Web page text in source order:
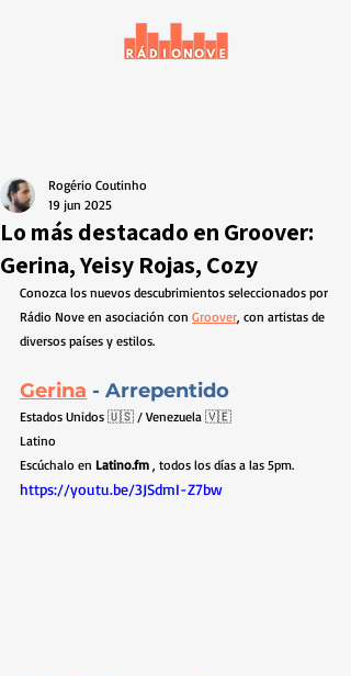
Lo más destacado en Groover:
Gerina, Yeisy Rojas, Cozy
Rogério Coutinho
19 jun 2025
Conozca los nuevos descubrimientos seleccionados por
Rádio Nove en asociación con Groover, con artistas de
diversos países y estilos.
Gerina - Arrepentido
Estados Unidos 🇺🇸 / Venezuela 🇻🇪
Latino
Escúchalo en Latino.fm , todos los días a las 5pm.
https://youtu.be/3JSdmI-Z7bw